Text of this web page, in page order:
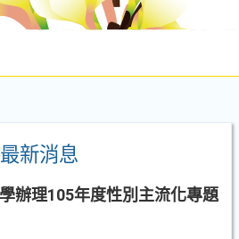
最新消息
辦理105年度性別主流化專題